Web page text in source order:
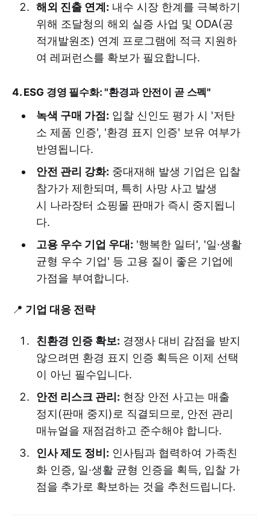
해외 진출 연계: 내수 시장 한계를 극복하기
위해 조달청의 해외 실증 사업 및 ODA(공
적개발원조) 연계 프로그램에 적극 지원하
여 레퍼런스를 확보가 필요합니다.
4. ESG 경영 필수화: "환경과 안전이 곧 스펙"
녹색 구매 가점: 입찰 신인도 평가 시 '저탄
소 제품 인증', '환경 표지 인증' 보유 여부가
반영됩니다.
안전 관리 강화: 중대재해 발생 기업은 입찰
참가가 제한되며, 특히 사망 사고 발생
시 나라장터 쇼핑몰 판매가 즉시 중지됩니
다.
고용 우수 기업 우대: '행복한 일터', '일·생활
균형 우수 기업' 등 고용 질이 좋은 기업에
가점을 부여합니다.
📍 기업 대응 전략
친환경 인증 확보: 경쟁사 대비 감점을 받지
않으려면 환경 표지 인증 획득은 이제 선택
이 아닌 필수입니다.
안전 리스크 관리: 현장 안전 사고는 매출
정지(판매 중지)로 직결되므로, 안전 관리
매뉴얼을 재점검하고 준수해야 합니다.
인사 제도 정비: 인사팀과 협력하여 가족친
화 인증, 일·생활 균형 인증을 획득, 입찰 가
점을 추가로 확보하는 것을 추천드립니다.